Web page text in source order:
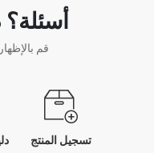
قم بالإظهار
تسجيل المنتج